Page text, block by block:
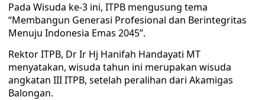
Pada Wisuda ke-3 ini, ITPB mengusung tema
“Membangun Generasi Profesional dan Berintegritas
Menuju Indonesia Emas 2045”.
Rektor ITPB, Dr Ir Hj Hanifah Handayati MT
menyatakan, wisuda tahun ini merupakan wisuda
angkatan III ITPB, setelah peralihan dari Akamigas
Balongan.